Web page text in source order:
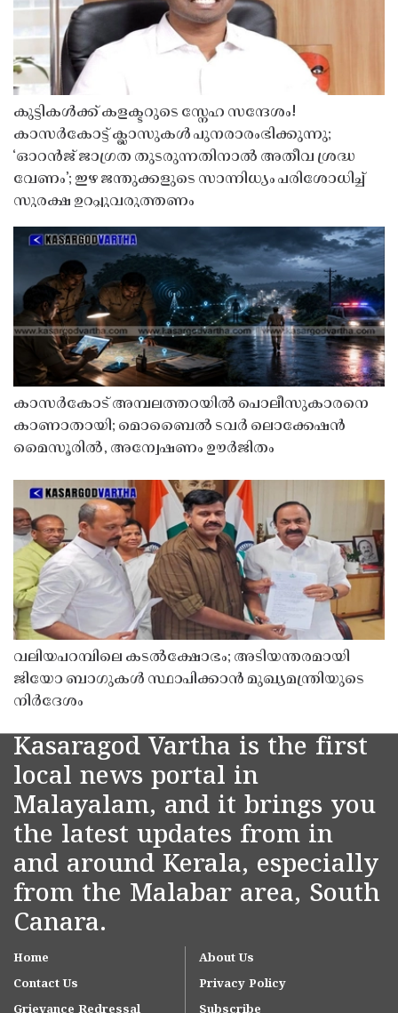
കുട്ടികൾക്ക് കളക്ടറുടെ സ്നേഹ സന്ദേശം!
കാസർകോട്ട് ക്ലാസുകൾ പുനരാരംഭിക്കുന്നു;
‘ഓറൻജ് ജാഗ്രത തുടരുന്നതിനാൽ അതീവ ശ്രദ്ധ
വേണം’; ഇഴ ജന്തുക്കളുടെ സാന്നിധ്യം പരിശോധിച്ച്
സുരക്ഷ ഉറപ്പുവരുത്തണം
കാസർകോട് അമ്പലത്തറയിൽ പൊലീസുകാരനെ
കാണാതായി; മൊബൈൽ ടവർ ലൊക്കേഷൻ
മൈസൂരിൽ, അന്വേഷണം ഊർജിതം
വലിയപറമ്പിലെ കടൽക്ഷോഭം; അടിയന്തരമായി
ജിയോ ബാഗുകൾ സ്ഥാപിക്കാൻ മുഖ്യമന്ത്രിയുടെ
നിർദേശം
Kasaragod Vartha is the first
local news portal in
Malayalam, and it brings you
the latest updates from in
and around Kerala, especially
from the Malabar area, South
Canara.
Home
About Us
Contact Us
Privacy Policy